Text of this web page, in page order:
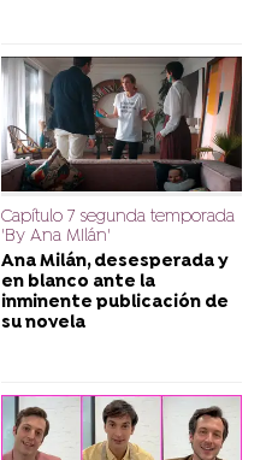
Capítulo 7 segunda temporada
'By Ana MIlán'
Ana Milán, desesperada y
en blanco ante la
inminente publicación de
su novela